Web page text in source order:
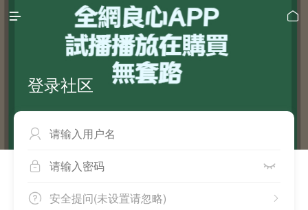
 
登录社区

 
 
安全提问(未设置请忽略)